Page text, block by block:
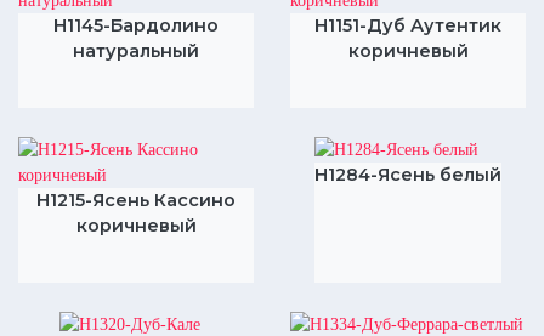
H1145-Бардолино
натуральный
H1151-Дуб Аутентик
коричневый
H1215-Ясень Кассино
коричневый
H1284-Ясень белый